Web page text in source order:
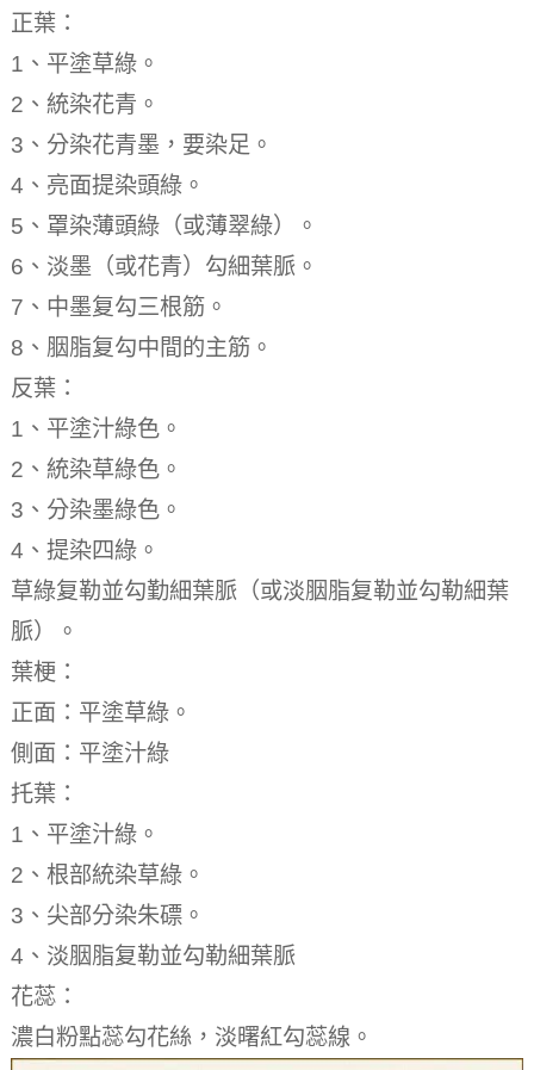
正葉：
1、平塗草綠。
2、統染花青。
3、分染花青墨，要染足。
4、亮面提染頭綠。
5、罩染薄頭綠（或薄翠綠）。
6、淡墨（或花青）勾細葉脈。
7、中墨复勾三根筋。
8、胭脂复勾中間的主筋。
反葉：
1、平塗汁綠色。
2、統染草綠色。
3、分染墨綠色。
4、提染四綠。
草綠复勒並勾勤細葉脈（或淡胭脂复勒並勾勒細葉
脈）。
葉梗：
正面：平塗草綠。
側面：平塗汁綠
托葉：
1、平塗汁綠。
2、根部統染草綠。
3、尖部分染朱磦。
4、淡胭脂复勒並勾勒細葉脈
花蕊：
濃白粉點蕊勾花絲，淡曙紅勾蕊線。